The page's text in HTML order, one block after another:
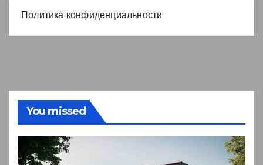
Политика конфиденциальности
You missed